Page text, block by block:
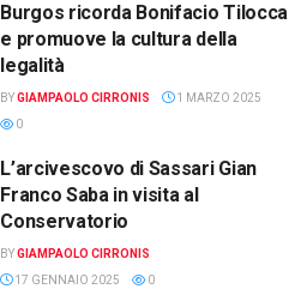
Burgos ricorda Bonifacio Tilocca
e promuove la cultura della
legalità
BYGIAMPAOLO CIRRONIS
1 MARZO 2025
0
L’arcivescovo di Sassari Gian
Franco Saba in visita al
Conservatorio
BYGIAMPAOLO CIRRONIS
17 GENNAIO 2025
0